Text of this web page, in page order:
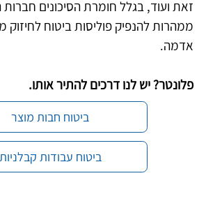
ביטוח עבודות קבלניות
ביטוח חבות מוצר
זאת ועוד, בגלל חומרת הסיכונים חברות
ממהרות להנפיק פוליסות ביטוח לחיזוק
אדמה.
פלונטר? יש לנו דרכים להתיר אותו.